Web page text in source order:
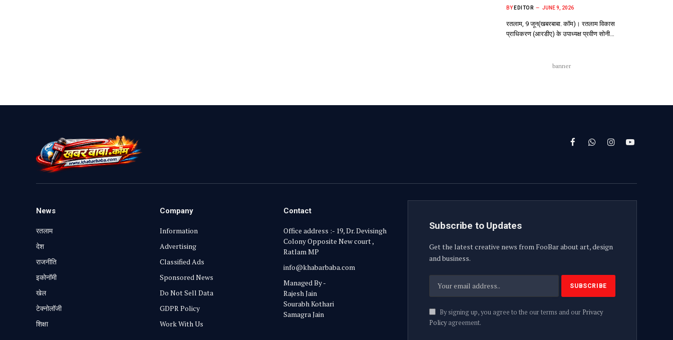
BY EDITOR JUNE 9, 2026
रतलाम, 9 जून(खबरबाबा. कॉम)। रतलाम विकास
प्राधिकरण (आरडीए) के उपाध्यक्ष प्रवीण सोनी…
banner
FacebookWhatsAppInstagramYouTube
News
रतलाम
⁠देश
राजनीति
⁠इकोनॉमी
खेल
टेक्नोलॉजी
शिक्षा
Company
Information
Advertising
Classified Ads
Sponsored News
Do Not Sell Data
GDPR Policy
Work With Us
Contact
Office address :- 19, Dr. Devisingh
Colony Opposite New court ,
Ratlam MP
info@khabarbaba.com
Managed By -
Rajesh Jain
Sourabh Kothari
Samagra Jain
Subscribe to Updates
Get the latest creative news from FooBar about art, design
and business.
By signing up, you agree to the our terms and our Privacy
Policyagreement.